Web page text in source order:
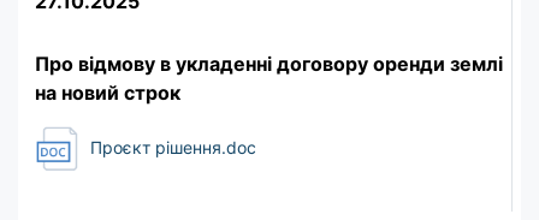
Про відмову в укладенні договору оренди землі
на новий строк
Проєкт рішення.doc